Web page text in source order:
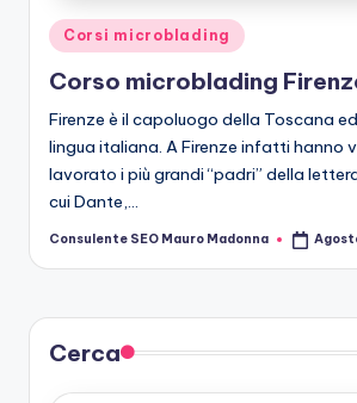
b
le
di
n
g
Posted
in
Corsi microblading
Corso microblading
Firenze è il capoluogo della Toscana
lingua italiana. A Firenze infatti hanno
lavorato i più grandi “padri” della
cui Dante,…
Posted
Consulente SEO Mauro Madonna
Cerca